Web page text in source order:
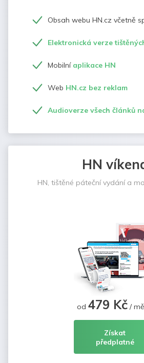
Obsah webu HN.cz včetně
Elektronická verze
Mobilní aplikace HN
Web HN.cz bez reklam
Audioverze všech článků
HN
HN, tištěné páteční vydání a
od 479 Kč/
Získat
předplatné